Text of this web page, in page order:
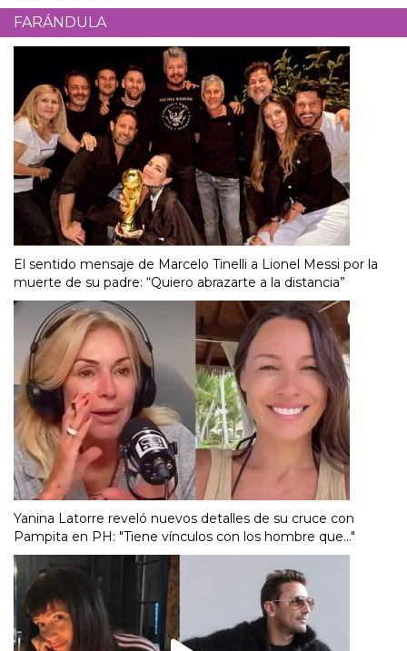
FARÁNDULA
El sentido mensaje de Marcelo Tinelli a Lionel Messi por la
muerte de su padre: “Quiero abrazarte a la distancia”
Yanina Latorre reveló nuevos detalles de su cruce con
Pampita en PH: "Tiene vínculos con los hombre que..."